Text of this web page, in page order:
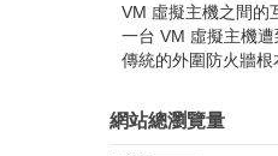
VM 虛擬主機之間的
一台 VM 虛擬主機遭
傳統的外圍防火牆根
網站總瀏覽量